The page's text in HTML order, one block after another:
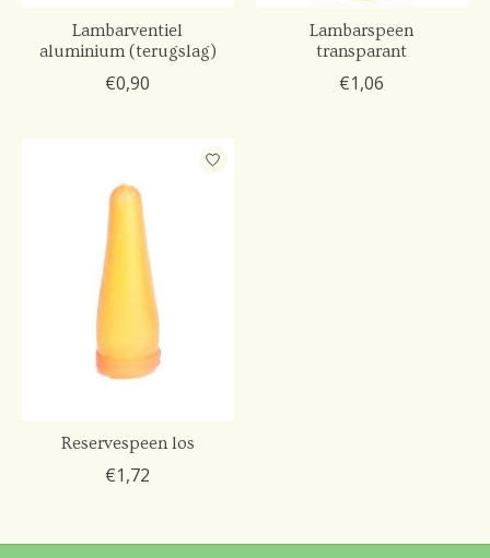
Lambarventiel
aluminium (terugslag)
€0,90
Lambarspeen
transparant
€1,06
Reservespeen los
€1,72